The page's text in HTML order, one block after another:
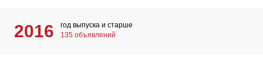
2016
год выпуска и старше
135 объявлений